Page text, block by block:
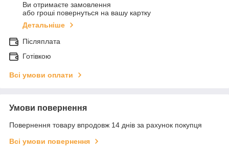
Ви отримаєте замовлення
або гроші повернуться на вашу картку
Детальніше
Післяплата
Готівкою
Всі умови оплати
Умови повернення
Повернення товару впродовж 14 днів за рахунок покупця
Всі умови повернення